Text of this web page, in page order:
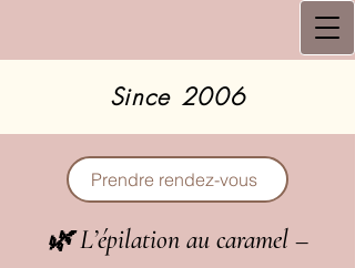
Since 2006
Prendre rendez-vous
🌿 L’épilation au caramel –